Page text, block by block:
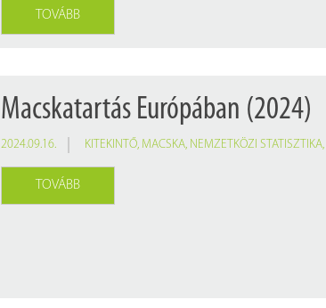
TOVÁBB
Macskatartás Európában (2024)
2024.09.16. KITEKINTŐ, MACSKA, NEMZETKÖZI STATISZTIKA,
TOVÁBB